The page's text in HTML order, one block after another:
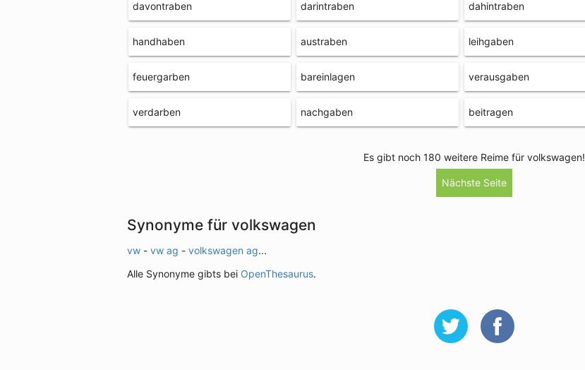
davontraben darintraben dahintraben
handhaben austraben leihgaben
feuergarben bareinlagen verausgaben
verdarben nachgaben beitragen
Es gibt noch 180 weitere Reime für volkswagen!
Nächste Seite
Synonyme für volkswagen
vw - vw ag - volkswagen ag...
Alle Synonyme gibts bei OpenThesaurus.